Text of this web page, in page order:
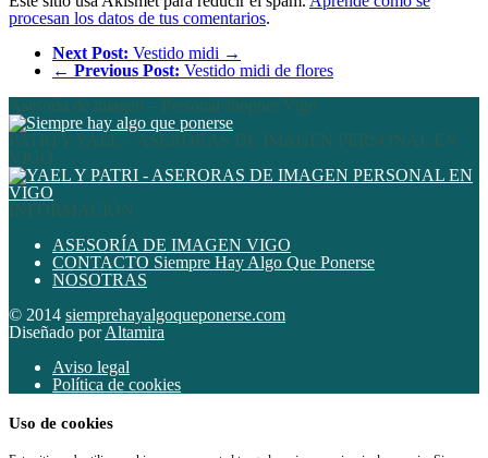
procesan los datos de tus comentarios.
Next Post: Vestido midi →
← Previous Post: Vestido midi de flores
Asesoría de imagen – Personal shopper Vigo
PATRI Y YAEL – ASERORAS DE IMAGEN PERSONAL EN
VIGO
INFORMACIÓN
ASESORÍA DE IMAGEN VIGO
CONTACTO Siempre Hay Algo Que Ponerse
NOSOTRAS
© 2014 siemprehayalgoqueponerse.com
Diseñado porAltamira
Aviso legal
Política de cookies
Uso de cookies